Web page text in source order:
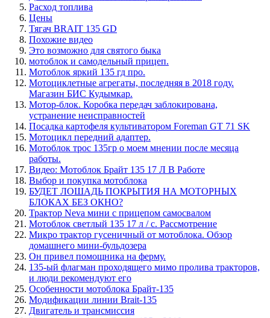
Расход топлива
Цены
Тягач BRAIT 135 GD
Похожие видео
Это возможно для святого быка
мотоблок и самодельный прицеп.
Мотоблок яркий 135 гд про.
Мотоциклетные агрегаты, последняя в 2018 году.
Магазин БИС Кудымкар.
Мотор-блок. Коробка передач заблокирована,
устранение неисправностей
Посадка картофеля культиватором Foreman GT 71 SK
Мотоцикл передний адаптер.
Мотоблок трос 135гр о моем мнении после месяца
работы.
Видео: Мотоблок Брайт 135 17 Л В Работе
Выбор и покупка мотоблока
БУДЕТ ЛОШАДЬ ПОКРЫТИЯ НА МОТОРНЫХ
БЛОКАХ БЕЗ ОКНО?
Трактор Neva мини с прицепом самосвалом
Мотоблок светлый 135 17 л / с. Рассмотрение
Микро трактор гусеничный от мотоблока. Обзор
домашнего мини-бульдозера
Он привел помощника на ферму.
135-ый флагман проходящего мимо пролива тракторов,
и люди рекомендуют его
Особенности мотоблока Брайт-135
Модификации линии Brait-135
Двигатель и трансмиссия